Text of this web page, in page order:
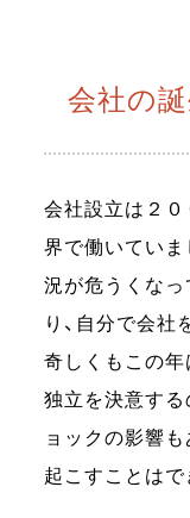
会社の
会社設立は２０
界で働いていま
況が危うくな
り、自分で会社
奇しくもこの年
独立を決意する
ョックの影響
起こすことはで